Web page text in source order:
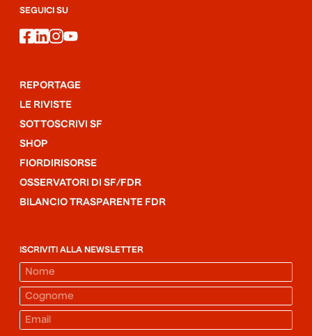
SEGUICI SU
facebook
linkedin
instagram
youtube
REPORTAGE
LE RIVISTE
SOTTOSCRIVI SF
SHOP
FIORDIRISORSE
OSSERVATORI DI SF/FDR
BILANCIO TRASPARENTE FDR
ISCRIVITI ALLA NEWSLETTER